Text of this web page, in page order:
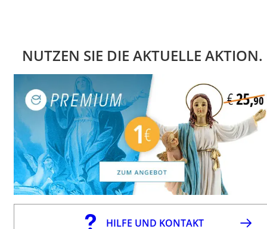
NUTZEN SIE DIE AKTUELLE AKTION.
HILFE UND KONTAKT